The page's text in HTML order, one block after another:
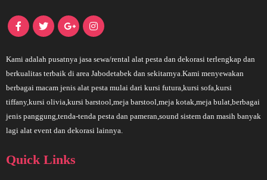
Kami adalah pusatnya jasa sewa/rental alat pesta dan dekorasi terlengkap dan
berkualitas terbaik di area Jabodetabek dan sekitarnya.Kami menyewakan
berbagai macam jenis alat pesta mulai dari kursi futura,kursi sofa,kursi
tiffany,kursi olivia,kursi barstool,meja barstool,meja kotak,meja bulat,berbagai
jenis panggung,tenda-tenda pesta dan pameran,sound sistem dan masih banyak
lagi alat event dan dekorasi lainnya.
Quick Links